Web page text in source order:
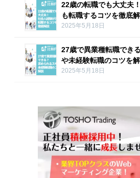
22歳の転職でも大丈夫
も転職するコツを徹底
2025年5月18日
27歳で異業種転職でき
や未経験転職のコツを
2025年5月18日